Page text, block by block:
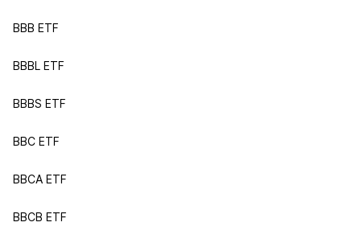
BBB ETF
BBBL ETF
BBBS ETF
BBC ETF
BBCA ETF
BBCB ETF